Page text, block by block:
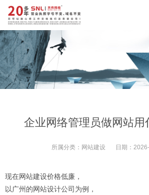
企业网络管理员做网站用
所属分类： 网站建设 日期：
现在网站建设价格低廉，
以广州的网站设计公司为例，